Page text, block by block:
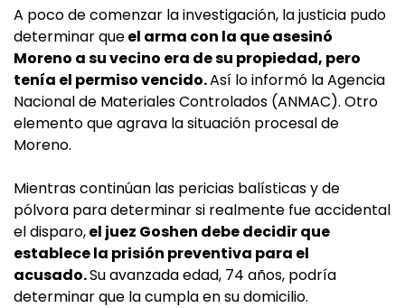
A poco de comenzar la investigación, la justicia pudo
determinar queel arma con la que asesinó
Moreno a su vecino era de su propiedad, pero
tenía el permiso vencido.Así lo informó la Agencia
Nacional de Materiales Controlados (ANMAC). Otro
elemento que agrava la situación procesal de
Moreno.
Mientras continúan las pericias balísticas y de
pólvora para determinar si realmente fue accidental
el disparo,el juez Goshen debe decidir que
establece la prisión preventiva para el
acusado.Su avanzada edad, 74 años, podría
determinar que la cumpla en su domicilio.